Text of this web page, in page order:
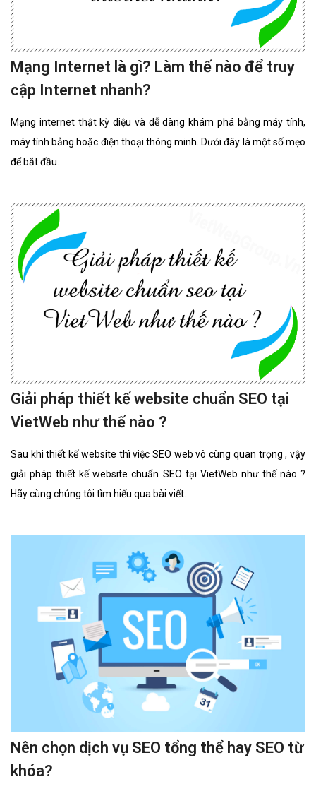
Mạng Internet là gì? Làm thế nào để truy
cập Internet nhanh?
Mạng internet thật kỳ diệu và dễ dàng khám phá bằng máy tính,
máy tính bảng hoặc điện thoại thông minh. Dưới đây là một số mẹo
để bắt đầu.
Giải pháp thiết kế website chuẩn SEO tại
VietWeb như thế nào ?
Sau khi thiết kế website thì việc SEO web vô cùng quan trọng , vậy
giải pháp thiết kế website chuẩn SEO tại VietWeb như thế nào ?
Hãy cùng chúng tôi tìm hiểu qua bài viết.
Nên chọn dịch vụ SEO tổng thể hay SEO từ
khóa?